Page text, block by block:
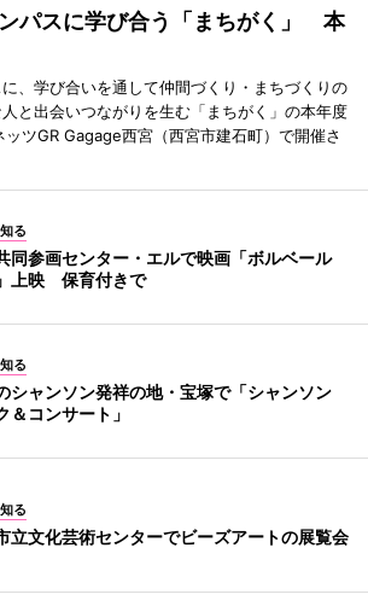
パスに学び合う「まちがく」 本
、学び合いを通して仲間づくり・まちづくりの
と出会いつながりを生む「まちがく」の本年度
ツGR Gagage西宮（西宮市建石町）で開催さ
る
同参画センター・エルで映画「ボルベール
上映 保育付きで
る
シャンソン発祥の地・宝塚で「シャンソン
＆コンサート」
る
立文化芸術センターでビーズアートの展覧会